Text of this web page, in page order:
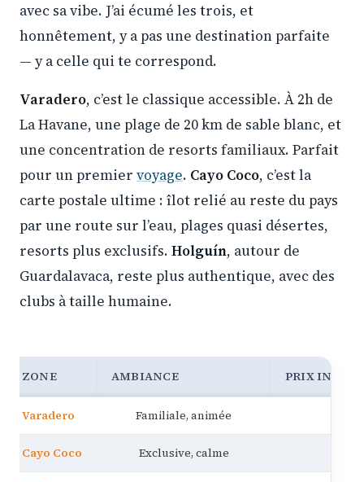
avec sa vibe. J’ai écumé les trois, et
honnêtement, y a pas une destination parfaite
— y a celle qui te correspond.
Varadero, c’est le classique accessible. À 2h de
La Havane, une plage de 20 km de sable blanc, et
une concentration de resorts familiaux. Parfait
pour un premier voyage. Cayo Coco, c’est la
carte postale ultime : îlot relié au reste du pays
par une route sur l’eau, plages quasi désertes,
resorts plus exclusifs. Holguín, autour de
Guardalavaca, reste plus authentique, avec des
clubs à taille humaine.
ZONE AMBIANCE PRIX
Varadero Familiale, animée
Cayo Coco Exclusive, calme